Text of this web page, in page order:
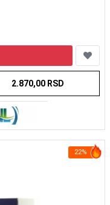
2.870,00 RSD
22%